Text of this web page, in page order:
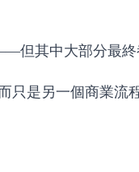
但其中大部分最終
只是另一個商業流程